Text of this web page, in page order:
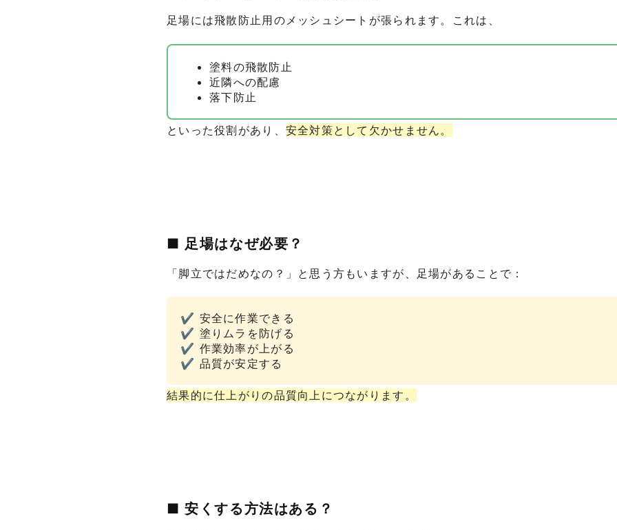
足場には飛散防止用のメッシュシートが張られます。これは、
塗料の飛散防止
近隣への配慮
落下防止
といった役割があり、 安全対策として欠かせません。
■ 足場はなぜ必要？
「脚立ではだめなの？」と思う方もいますが、足場があることで：
✔ 安全に作業できる
✔ 塗りムラを防げる
✔ 作業効率が上がる
✔ 品質が安定する
結果的に仕上がりの品質向上につながります。
■ 安くする方法はある？